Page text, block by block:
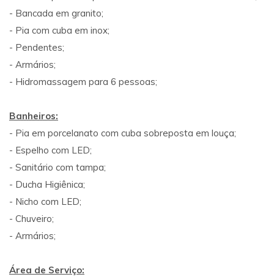
- Bancada em granito;
- Pia com cuba em inox;
- Pendentes;
- Armários;
- Hidromassagem para 6 pessoas;
Banheiros:
- Pia em porcelanato com cuba sobreposta em louça;
- Espelho com LED;
- Sanitário com tampa;
- Ducha Higiênica;
- Nicho com LED;
- Chuveiro;
- Armários;
Área de Serviço: